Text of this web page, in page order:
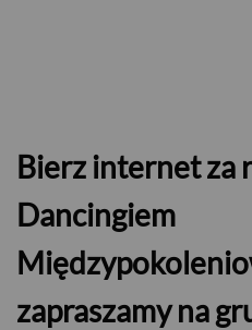
Bierz internet za
Dancingiem
zapraszamy na